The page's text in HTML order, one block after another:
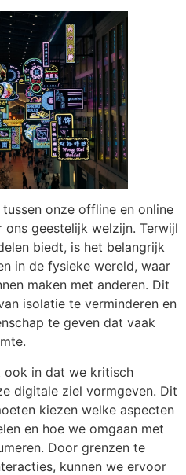
onze offline en online
geestelijk welzijn. Terwijl
biedt, is het belangrijk
in de fysieke wereld, waar
maken met anderen. Dit
isolatie te verminderen en
te geven dat vaak
ook in dat we kritisch
digitale ziel vormgeven. Dit
kiezen welke aspecten
en hoe we omgaan met
Door grenzen te
kunnen we ervoor